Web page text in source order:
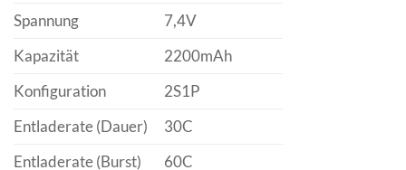
Spannung
7,4V
Kapazität
2200mAh
Konfiguration
2S1P
Entladerate (Dauer)
30C
Entladerate (Burst)
60C